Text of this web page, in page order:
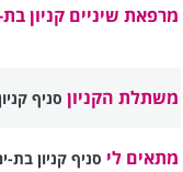
מרפאת שיניים קניון
משתלת הקניון סניף
מתאים לי סניף קניון בת-